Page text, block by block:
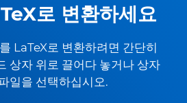
로 변환하세요
LaTeX로 변환하려면 간단히
상자 위로 끌어다 놓거나 상자
일을 선택하십시오.